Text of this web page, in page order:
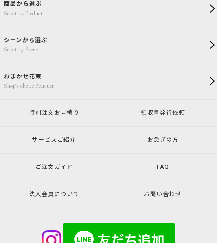
商品から選ぶ
Select by Product
シーンから選ぶ
Select by Scene
おまかせ花束
Shop's choice Bouquet
特別注文 お見積り 領収書発行依頼
サービスご紹介 お急ぎの方
ご注文ガイド FAQ
法人会員について お問い合わせ